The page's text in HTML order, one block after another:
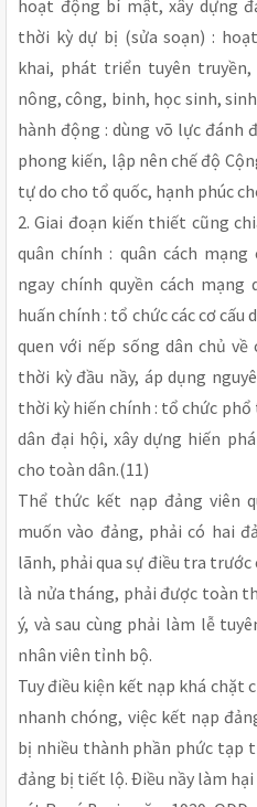
hoạt động bí mật, xây dựng
thời kỳ dự bị (sửa soạn) :
khai, phát triển tuyên
nông, công, binh, học sinh,
hành động : dùng võ lực
phong kiến, lập nên chế độ
tự do cho tổ quốc, hạnh phúc
2. Giai đoạn kiến thiết cũng
quân chính : quân cách
ngay chính quyền cách
huấn chính : tổ chức các cơ cấu
quen với nếp sống dân chủ
thời kỳ đầu nầy, áp dụng
thời kỳ hiến chính : tổ chức
dân đại hội, xây dựng hiến
cho toàn dân.(11)
Thể thức kết nạp đảng viên
muốn vào đảng, phải có hai
lãnh, phải qua sự điều tra
là nửa tháng, phải được toàn
ý, và sau cùng phải làm lễ
nhân viên tỉnh bộ.
Tuy điều kiện kết nạp khá chặt
nhanh chóng, việc kết nạp
bị nhiều thành phần phức tạp
đảng bị tiết lộ. Ðiều nầy làm